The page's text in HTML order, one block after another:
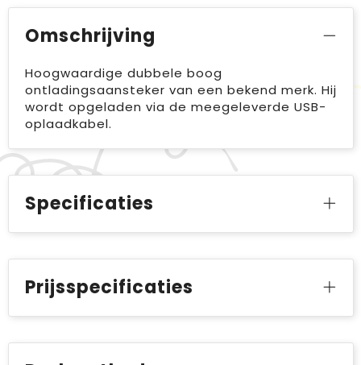
Omschrijving
Hoogwaardige dubbele boog
ontladingsaansteker van een bekend merk. Hij
wordt opgeladen via de meegeleverde USB-
oplaadkabel.
Specificaties
Prijsspecificaties